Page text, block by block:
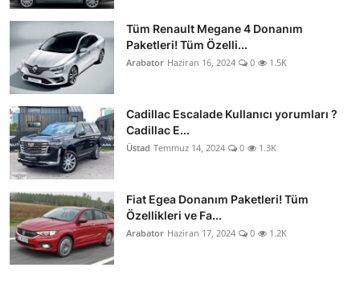
Tüm Renault Megane 4 Donanım
Paketleri! Tüm Özelli...
Arabator Haziran 16, 2024 0 1.5K
Cadillac Escalade Kullanıcı yorumları ?
Cadillac E...
Üstad Temmuz 14, 2024 0 1.3K
Fiat Egea Donanım Paketleri! Tüm
Özellikleri ve Fa...
Arabator Haziran 17, 2024 0 1.2K